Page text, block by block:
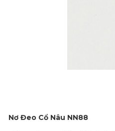
Nơ Đeo Cổ Nâu NN88